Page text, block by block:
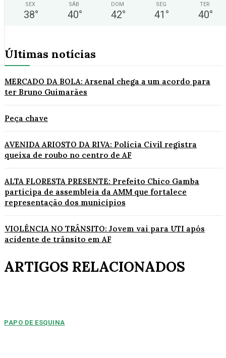
SEX
38°
SÁB
40°
DOM
42°
SEG
41 °
TER
40°
Últimas notícias
MERCADO DA BOLA: Arsenal chega a um acordo para
ter Bruno Guimarães
Peça chave
AVENIDA ARIOSTO DA RIVA: Polícia Civil registra
queixa de roubo no centro de AF
ALTA FLORESTA PRESENTE: Prefeito Chico Gamba
participa de assembleia da AMM que fortalece
representação dos municípios
VIOLÊNCIA NO TRÂNSITO: Jovem vai para UTI após
acidente de trânsito em AF
ARTIGOS RELACIONADOS
PAPO DE ESQUINA